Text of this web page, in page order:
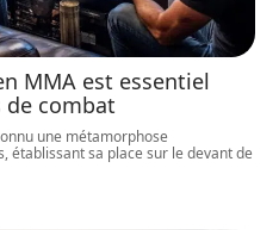
MMA est essentiel
de combat
une métamorphose
établissant sa place sur le devant de